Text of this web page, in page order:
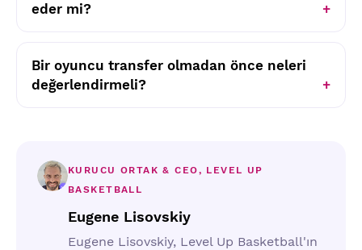
eder mi?
Bir oyuncu transfer olmadan önce neleri
değerlendirmeli?
KURUCU ORTAK & CEO, LEVEL UP
BASKETBALL
Eugene Lisovskiy
Eugene Lisovskiy, Level Up Basketball'ın